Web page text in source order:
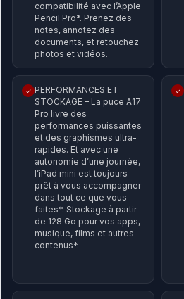
compatibilité avec l’Apple
Pencil Pro*. Prenez des
notes, annotez des
documents, et retouchez
photos et vidéos.
✓ PERFORMANCES ET
STOCKAGE – La puce A17
Pro livre des
performances puissantes
et des graphismes ultra-
rapides. Et avec une
autonomie d’une journée,
l’iPad mini est toujours
prêt à vous accompagner
dans tout ce que vous
faites*. Stockage à partir
de 128 Go pour vos apps,
musique, films et autres
contenus*.
✓